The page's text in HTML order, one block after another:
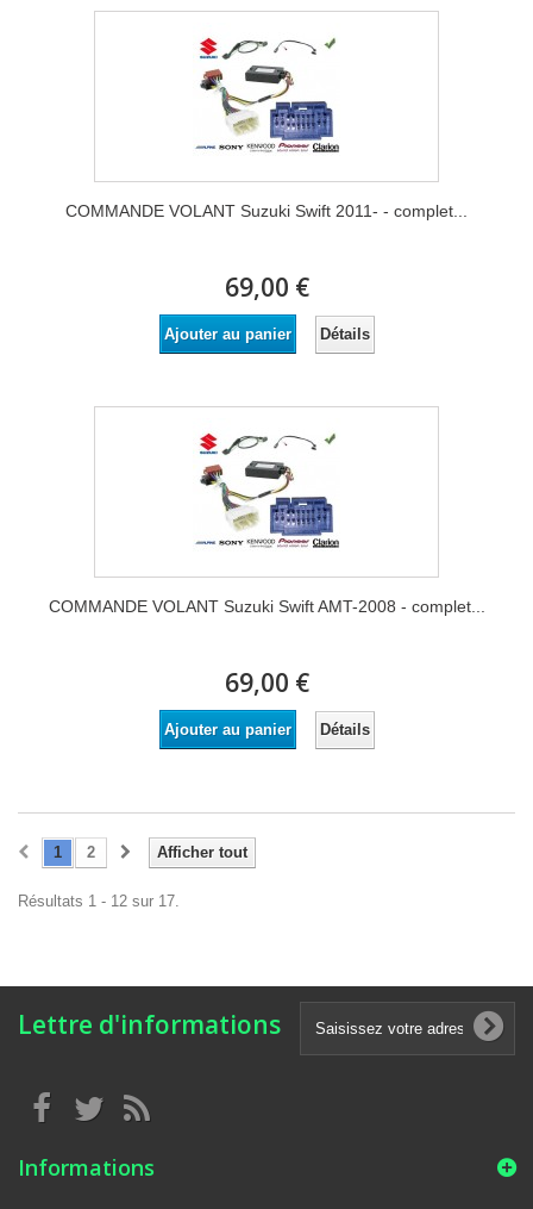
COMMANDE VOLANT Suzuki Swift 2011- - complet...
69,00 €
Ajouter au panier Détails
COMMANDE VOLANT Suzuki Swift AMT-2008 - complet...
69,00 €
Ajouter au panier Détails
Afficher tout
1 2
Résultats 1 - 12 sur 17.
Lettre d'informations
Informations